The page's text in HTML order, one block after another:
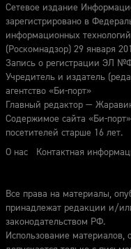
Сетевое издание
зарегистрировано в
информационных
(Роскомнадзор) 29 января
Запись о регистрации ЭЛ
Учредитель и издатель
агентство «Би-порт»
Главный редактор —
Содержимое сайта «Би-
посетителей старше 16 лет.
О нас
Контактная
Все права на материалы,
принадлежат редакции и/
законодательством РФ.
Использование материалов,